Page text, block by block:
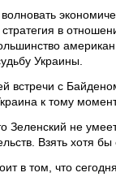
в
Украины.
встречи с
к тому
Зеленский не
Взять хотя
в том, что